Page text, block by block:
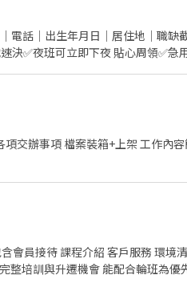
話｜出生年月日｜居住地｜職缺
✅夜班可立即下夜 貼心周領✅急
日班：08:00~17:00 薪資：230/
H 月約：$45,760~$75,000 ▶️休
、久站久坐、一般體檢收據、訂單
ʟɪɴᴇ：@646QHBNC (大小寫皆
#2003 - ✔️ 完整福利，安心入職 🔹
交辦事項 檔案裝箱+上架 工作內
先 地點樹林博愛街 夜市中心